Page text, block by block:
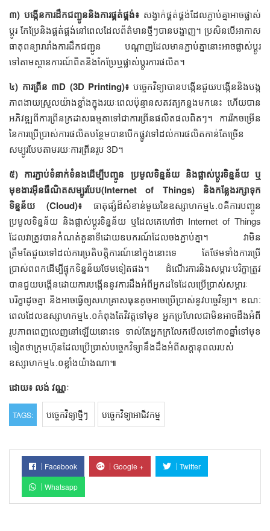
៣) បង្កើនការដឹកជញ្ជូននិងការផ្គត់ផ្គង់៖ សង្វាក់ផ្គត់ផ្គង់ដែលភ្ជាប់គ្នាអាចផ្លាស់
ប្ដូរ កែប្រែនិងផ្គត់ផ្គង់នៅពេលដែលព័ត៌មានថ្មីៗបានបង្ហាញ។ ប្រសិនបើអាកាស
ធាតុពន្យារារាំងការដឹកជញ្ជូន បណ្ដាញដែលមានភ្ជាប់គ្នានោះអាចផ្លាស់ប្ដូរ
ទៅតាមស្ថានការណ៍ពិតនិងកែប្រែឬផ្លាស់ប្ដូរការផលិត។
៤) ការព្រីន ៣D (3D Printing)៖ បច្ចេកវិទ្យាបានបង្កើនជួយបង្កើននិងបង្ក
ភាពងាយស្រួលយ៉ាងខ្លាំងក្នុងរយៈពេលប៉ុន្មានសតវត្យកន្លងមកនេះ ហើយបាន
អភិវឌ្ឍពីការព្រីនក្រដាសធម្មតាទៅជាការព្រីនផលិតផលពិតៗ។ ការរីកចម្រើន
នៃការប្រើប្រាស់ការផលិតបន្ថែមបានបើកផ្លូវទៅដល់ការផលិតកាន់តែច្រើន
សម្បូរបែបតាមរយៈការព្រីនរូប 3D។
៥) ការភ្ជាប់ទំនាក់ទំនងដើម្បីបញ្ចូន ប្រមូលទិន្នន័យ និងផ្លាស់ប្ដូរទិន្នន័យ ឬ
មុខងារ​អ៊ីនធឺណិតសម្បូរបែប(Internet of Things) និងកន្លែង​រក្សាទុក​
ទិន្នន័យ (Cloud)៖ ធាតុផ្សំដ៏សំខាន់មួយនៃឧស្សាហកម្ម៤.០គឺការបញ្ចូន
ប្រមូលទិន្នន័យ និងផ្លាស់ប្ដូរទិន្នន័យ ឬដែលគេហៅថា Internet of Things
ដែលវាត្រូវបានកំណត់តួនាទីដោយឧបករណ៍ដែលចងភ្ជាប់គ្នា។ វាមិន
ត្រឹមតែជួយទៅដល់ការប្រតិបត្តិការណ៍នៅក្នុងនោះទេ តែថែមទាំងការប្រើ
ប្រាស់ពពកដើម្បីផ្ទុកទិន្នន័យថែមទៀតផង។ ដំណើរការនិងសម្ភារៈបរិក្ខាត្រូវ
បានជួយបង្កើនដោយការបង្កើននូវការដឹងអំពីអ្នកដទៃដែលប្រើប្រាស់សម្ភារៈ
បរិក្ខាដូចគ្នា និងអាចធ្វើឲ្យសហគ្រាសធុនតូចអាចប្រើប្រាស់នូវបច្ចេវិទ្យា។ ខណៈ
ពេលដែលឧស្សាហកម្ម៤.០កំពុងតែវិវត្តទៅមុខ អ្នកប្រហែលជាមិនអាចដឹងអំពី
រូបភាពពេញលេញនៅឡើយនោះទេ ទាល់តែអ្នកក្រលែកមើលទៅ៣០ឆ្នាំទៅមុខ
ទៀតថាក្រុមហ៊ុនដែលប្រើប្រាស់បច្ចេកវិទ្យានឹងដឹងអំពីសក្ដានុពលរបស់
ឧស្សាហកម្ម៤.០ខ្លាំងយ៉ាងណា៕
ដោយ៖ លង់ វណ្ណៈ
TAGS: បច្ចេកវិទ្យាថ្មីៗ បច្ចេកវិទ្យាអាជីវកម្ម
Facebook Google +
Twitter
Whatsapp